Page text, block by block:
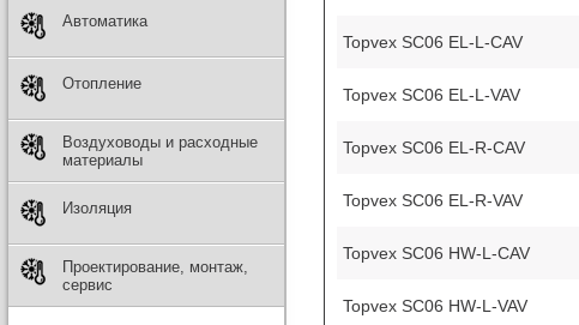
Автоматика
Отопление
Воздуховоды и расходные
материалы
Изоляция
Проектирование, монтаж,
сервис
Topvex SC06 EL-L-CAV
Topvex SC06 EL-L-VAV
Topvex SC06 EL-R-CAV
Topvex SC06 EL-R-VAV
Topvex SC06 HW-L-CAV
Topvex SC06 HW-L-VAV